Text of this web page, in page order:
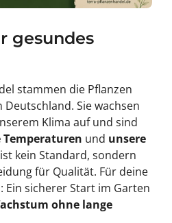
gesundes
stammen die Pflanzen
Sie wachsen
Klima auf und sind
Temperaturen und unsere
kein Standard, sondern
für Qualität. Für deine
Ein sicherer Start im Garten
ohne lange